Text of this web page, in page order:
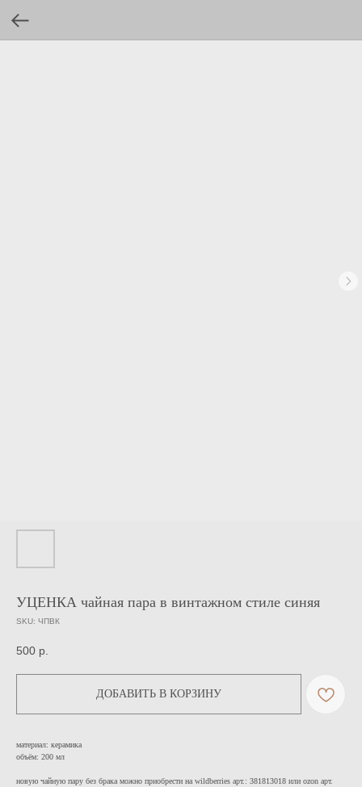
УЦЕНКА чайная пара в винтажном стиле синяя
SKU: ЧПВК
500 р.
ДОБАВИТЬ В КОРЗИНУ
материал: керамика
объём: 200 мл
новую чайную пару без брака можно приобрести на wildberries арт.: 381813018 или ozon арт.